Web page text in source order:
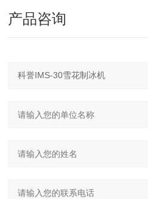
产品咨询